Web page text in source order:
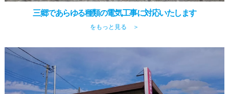
三郷であらゆる種類の電気工事に対応いたします
をもっと見る ＞